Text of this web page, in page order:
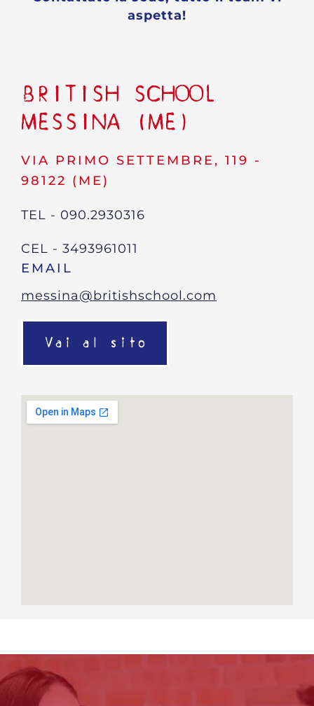
aspetta!
BRITISH SCHOOL
MESSINA (ME)
VIA PRIMO SETTEMBRE, 119 -
98122 (ME)
TEL - 090.2930316
CEL - 3493961011
EMAIL
messina@britishschool.com
Vai al sito